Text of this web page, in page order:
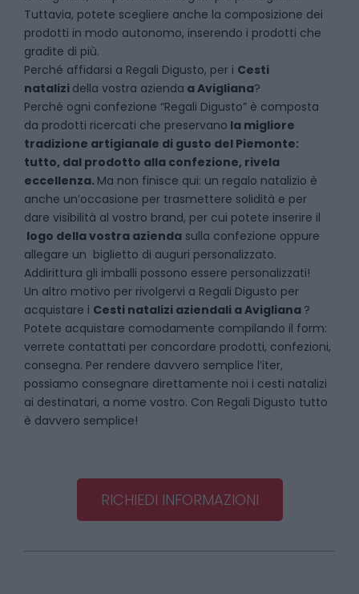
Tuttavia, potete scegliere anche la composizione dei
prodotti in modo autonomo, inserendo i prodotti che
gradite di più.
Perché affidarsi a Regali Digusto, per i Cesti
natalizi della vostra azienda aAvigliana?
Perché ogni confezione “Regali Digusto” è composta
da prodotti ricercati che preservano la migliore
tradizione artigianale di gusto del Piemonte:
tutto, dal prodotto alla confezione, rivela
eccellenza. Ma non finisce qui: un regalo natalizio è
anche un’occasione per trasmettere solidità e per
dare visibilità al vostro brand, per cui potete inserire il
logo della vostra azienda sulla confezione oppure
allegare un biglietto di auguri personalizzato.
Addirittura gli imballi possono essere personalizzati!
Un altro motivo per rivolgervi a Regali Digusto per
acquistare i Cesti natalizi aziendali aAvigliana ?
Potete acquistare comodamente compilando il form:
verrete contattati per concordare prodotti, confezioni,
consegna. Per rendere davvero semplice l’iter,
possiamo consegnare direttamente noi i cesti natalizi
ai destinatari, a nome vostro. Con Regali Digusto tutto
è davvero semplice!
RICHIEDI INFORMAZIONI